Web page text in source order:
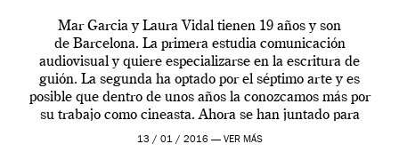
Mar Garcia y Laura Vidal tienen 19 años y son
de Barcelona. La primera estudia comunicación
audiovisual y quiere especializarse en la escritura de
guión. La segunda ha optado por el séptimo arte y es
posible que dentro de unos años la conozcamos más por
su trabajo como cineasta. Ahora se han juntado para
contarnos una […]
13 / 01 / 2016 — VER MÁS